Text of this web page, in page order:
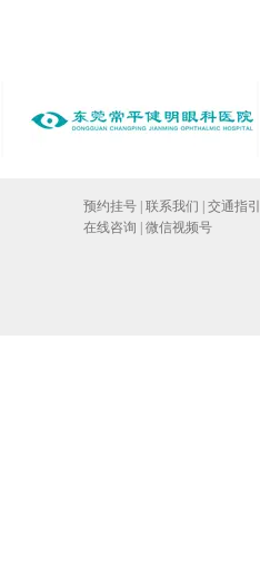
预约挂号| 联系我们 | 交通指引
在线咨询
微信视频号